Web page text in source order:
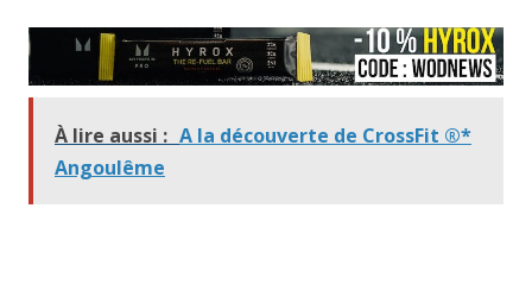
À lire aussi : A la découverte de CrossFit ®*
Angoulême